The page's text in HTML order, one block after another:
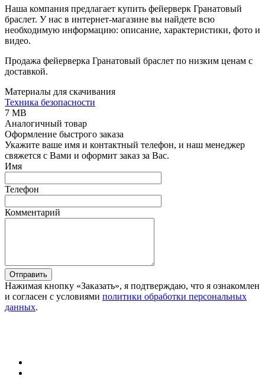
Наша компания предлагает купить фейерверк Гранатовый
браслет. У нас в интернет-магазине вы найдете всю
необходимую информацию: описание, характеристики, фото и
видео.
Продажа фейерверка Гранатовый браслет по низким ценам с
доставкой.
Материалы для скачивания
Техника безопасности
7 MB
Аналогичный товар
Оформление быстрого заказа
Укажите ваше имя и контактный телефон, и наш менеджер
свяжется с Вами и оформит заказ за Вас.
Имя
Телефон
Комментарий
Отправить
Нажимая кнопку «Заказать», я подтверждаю, что я ознакомлен
и согласен с условиями политики обработки персональных
данных.